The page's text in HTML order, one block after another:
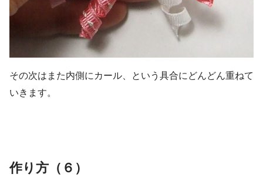
その次はまた内側にカール、という具合にどんどん重ねて
いきます。
作り方（６）